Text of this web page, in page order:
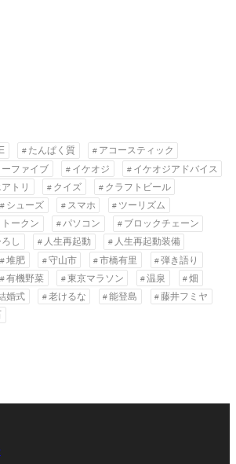
たんぱく質
アコースティック
ファイブ イケオジ
イケオジアドバイス
アトリ クイズ
クラフトビール
シューズ スマホ
ツーリズム
トークン パソコン
ブロックチェーン
し 人生再起動
人生再起動装備
堆肥 守山市 市橋有里
弾き語り
有機野菜 東京マラソン 温泉
畑
婚式 老けるな 能登島
藤井フミヤ